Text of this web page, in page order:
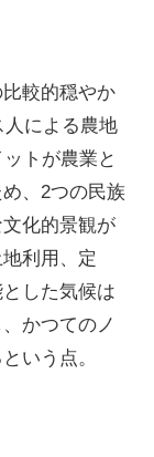
較的穏やか
人による農地
トが農業と
、2つの民族
化的景観が
利用、定
した気候は
かつてのノ
いう点。